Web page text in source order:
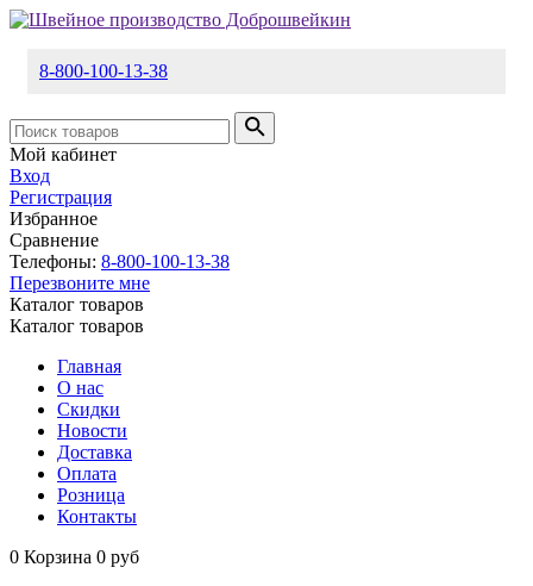
8-800-100-13-38
Мой кабинет
Вход
Регистрация
Избранное
Сравнение
Телефоны: 8-800-100-13-38
Перезвоните мне
Каталог товаров
Каталог товаров
Главная
О нас
Скидки
Новости
Доставка
Оплата
Розница
Контакты
0 Корзина 0 руб